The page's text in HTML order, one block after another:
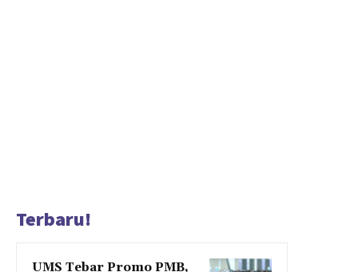
Terbaru!
UMS Tebar Promo PMB,